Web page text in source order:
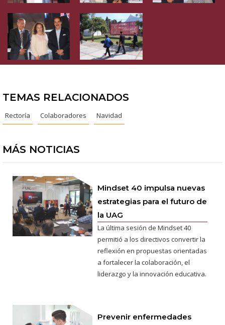
TEMAS RELACIONADOS
Rectoría Colaboradores Navidad
MÁS NOTICIAS
Mindset 40 impulsa nuevas
estrategias para el futuro de
la UAG
La última sesión de Mindset 40
permitió a los directivos convertir la
reflexión en propuestas orientadas
a fortalecer la colaboración, el
liderazgo y la innovación educativa.
Prevenir enfermedades